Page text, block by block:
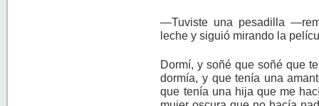
—Tuviste una pesadilla
leche y siguió mirando la
Dormí, y soñé que soñé que
dormía, y que tenía una
que tenía una hija que me